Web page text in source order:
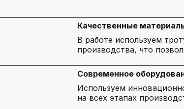
Качественные
В работе используем
производства, что
Современное
Используем
на всех этапах